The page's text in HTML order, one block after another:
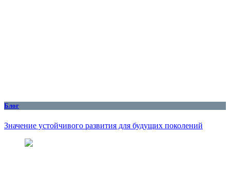
Блог
Значение устойчивого развития для будущих поколений